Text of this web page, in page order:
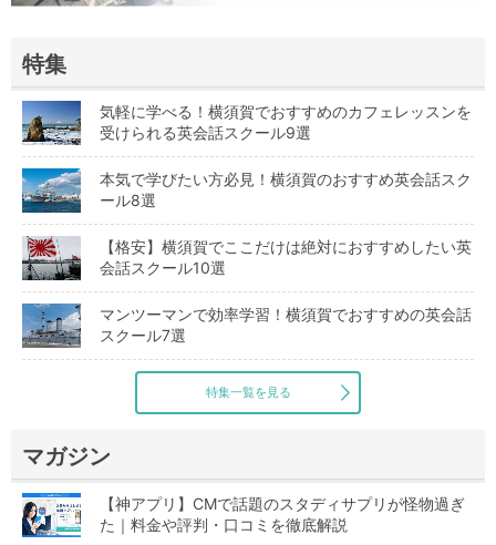
特集
気軽に学べる！横須賀でおすすめのカフェレッスンを
受けられる英会話スクール9選
本気で学びたい方必見！横須賀のおすすめ英会話スク
ール8選
【格安】横須賀でここだけは絶対におすすめしたい英
会話スクール10選
マンツーマンで効率学習！横須賀でおすすめの英会話
スクール7選
特集一覧を見る
マガジン
【神アプリ】CMで話題のスタディサプリが怪物過ぎ
た｜料金や評判・口コミを徹底解説